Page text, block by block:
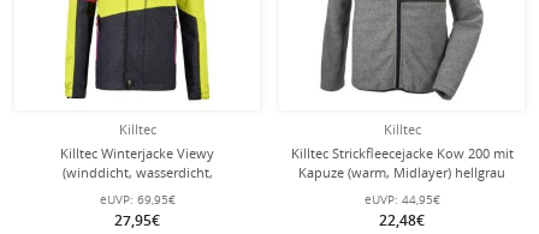
Killtec
Killtec Winterjacke Viewy
(winddicht, wasserdicht,
Schneefang) neonpink/gelb
Kleinkinder
eUVP: 69,95€
27,95€
Killtec
Killtec Strickfleecejacke Kow 200 mit
Kapuze (warm, Midlayer) hellgrau
Kinder
eUVP: 44,95€
22,48€